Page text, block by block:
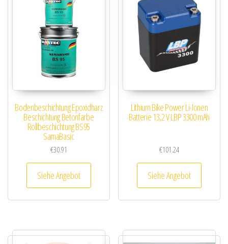
Bodenbeschichtung Epoxidharz
Beschichtung Betonfarbe
Rollbeschichtung BS95
SamaBasic
€30.91
Siehe Angebot
Lithium Bike Power Li-Ionen
Batterie 13,2 V LBP 3300 mAh
€101.24
Siehe Angebot